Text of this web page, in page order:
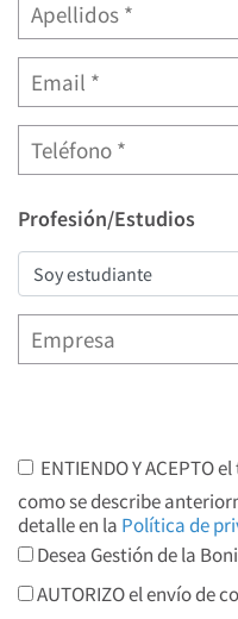
Profesión/Estudios
ENTIENDO Y ACEPTO
como se describe
detalle en la Política de
Desea Gestión de la
AUTORIZO el envío de